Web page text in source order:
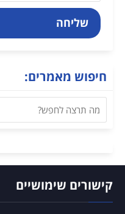
שליחה
חיפוש מאמרים:
קישורים שימושיים